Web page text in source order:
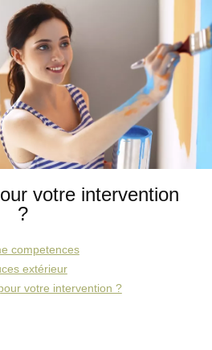
votre intervention
?
competences
extérieur
votre intervention ?